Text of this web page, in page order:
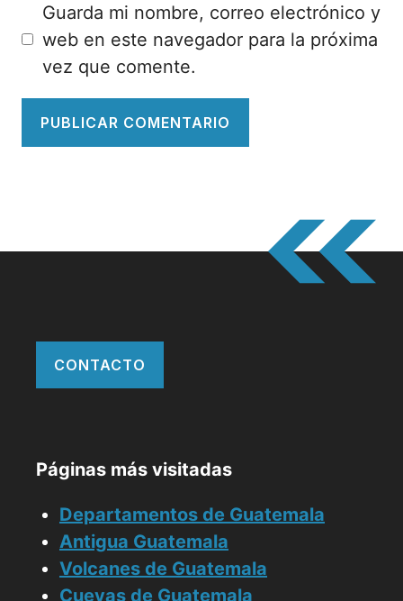
Guarda mi nombre, correo electrónico y
web en este navegador para la próxima
vez que comente.
CONTACTO
Páginas más visitadas
Departamentos de Guatemala
Antigua Guatemala
Volcanes de Guatemala
Cuevas de Guatemala